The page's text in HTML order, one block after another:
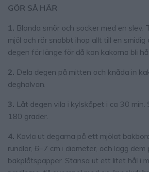
GÖR SÅ HÄR
1. Blanda smör och socker med en slev.
mjöl och rör snabbt ihop allt till en smidig
degen för länge för då kan kakorna bli
2. Dela degen på mitten och knåda in
deghalvan.
3. Låt degen vila i kylskåpet i ca 30 min.
180 grader.
4. Kavla ut degarna på ett mjölat
rundlar, 6–7 cm i diameter, och lägg dem
bakplåtspapper. Stansa ut ett litet hål i